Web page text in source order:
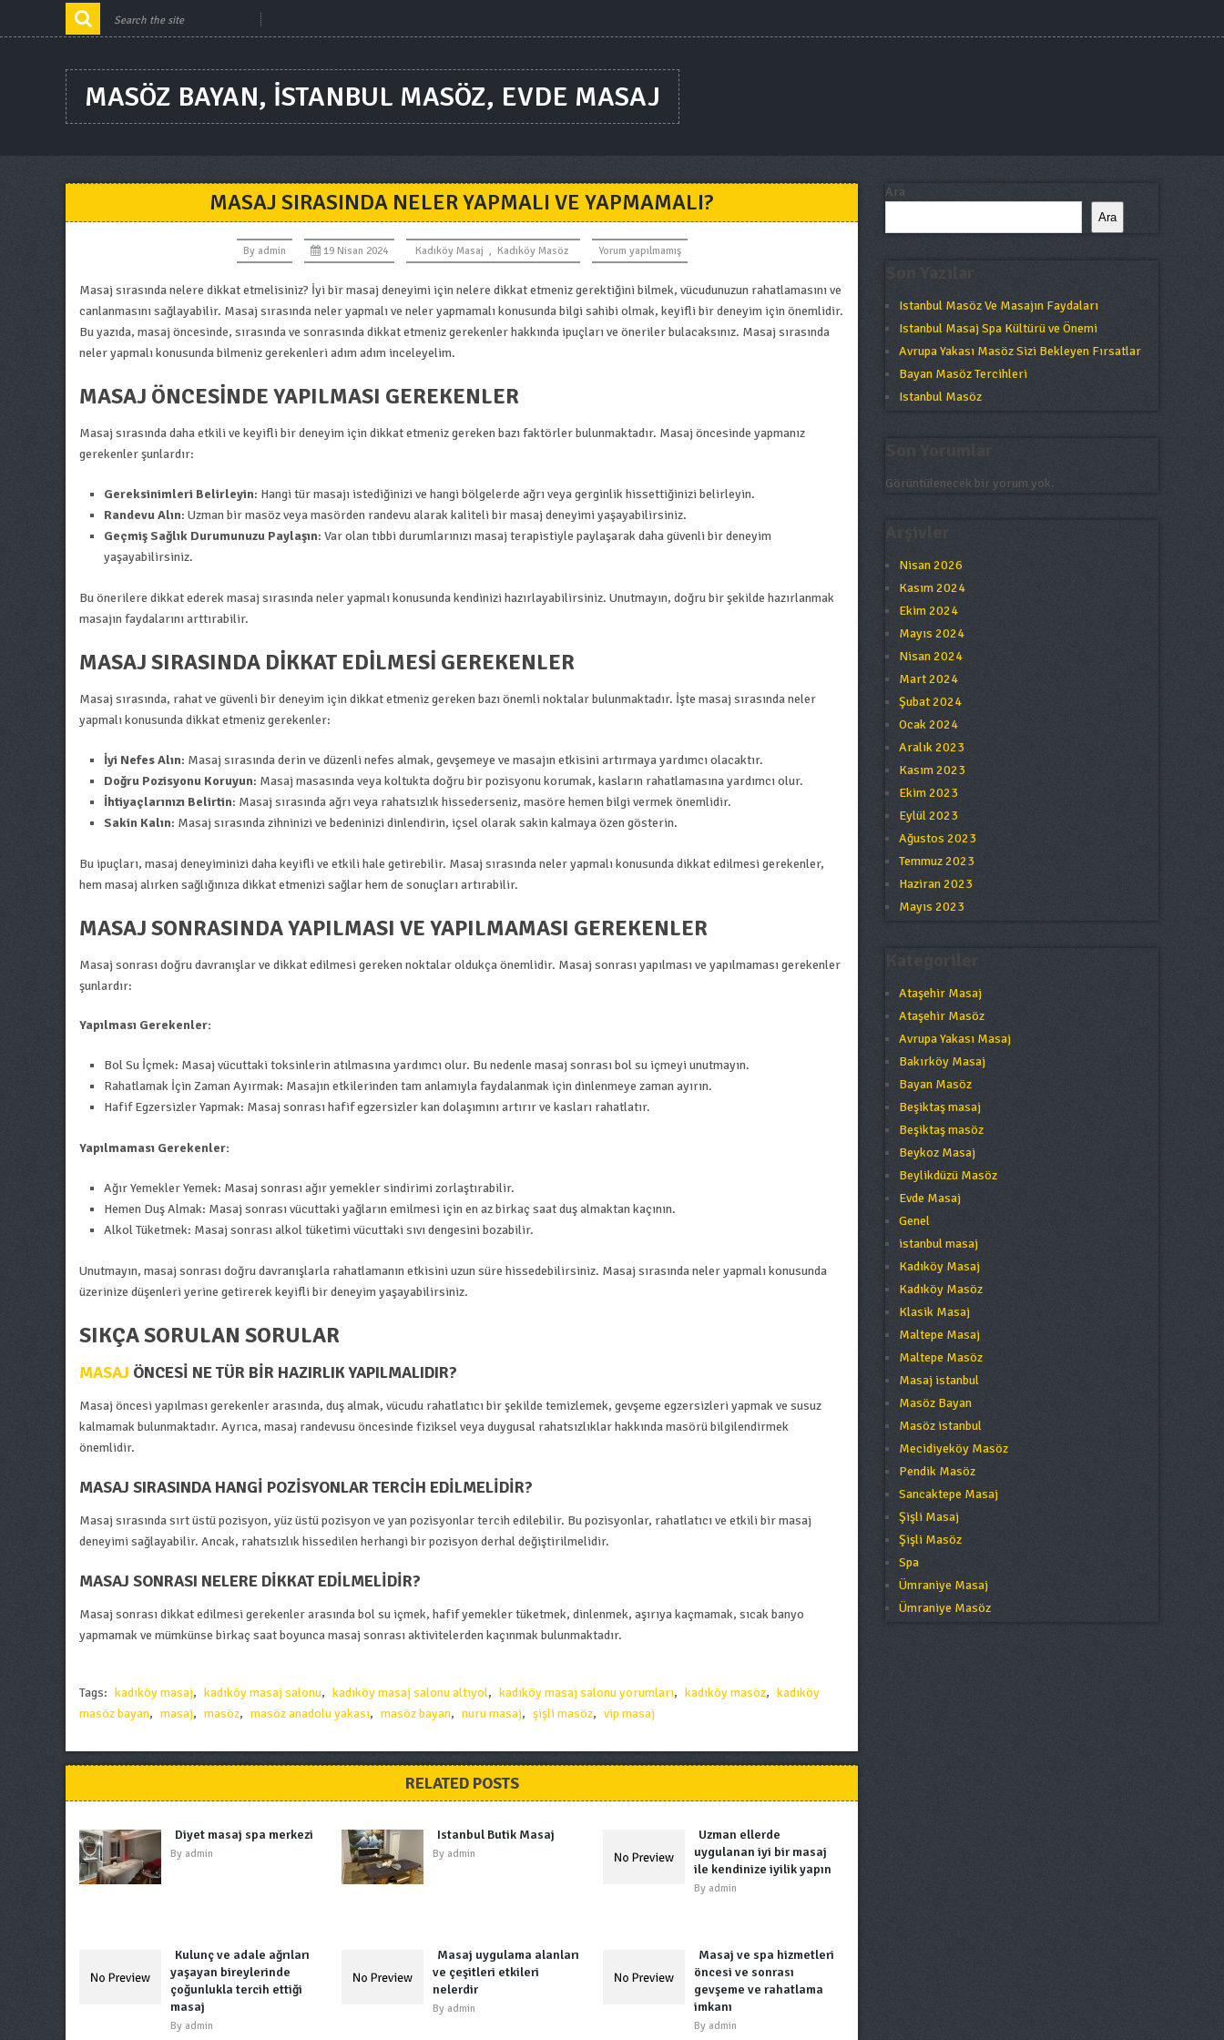
MASÖZ BAYAN, ISTANBUL MASÖZ, EVDE MASAJ
MASAJ SIRASINDA NELER YAPMALI VE YAPMAMALI?
By admin 19 Nisan 2024 Kadıköy Masaj , Kadıköy Masöz Yorum yapılmamış
Masaj sırasında nelere dikkat etmelisiniz? İyi bir masaj deneyimi için nelere dikkat etmeniz gerektiğini bilmek, vücudunuzun rahatlamasını ve
canlanmasını sağlayabilir. Masaj sırasında neler yapmalı ve neler yapmamalı konusunda bilgi sahibi olmak, keyifli bir deneyim için önemlidir.
Bu yazıda, masaj öncesinde, sırasında ve sonrasında dikkat etmeniz gerekenler hakkında ipuçları ve öneriler bulacaksınız. Masaj sırasında
neler yapmalı konusunda bilmeniz gerekenleri adım adım inceleyelim.
MASAJ ÖNCESINDE YAPILMASI GEREKENLER
Masaj sırasında daha etkili ve keyifli bir deneyim için dikkat etmeniz gereken bazı faktörler bulunmaktadır. Masaj öncesinde yapmanız
gerekenler şunlardır:
Gereksinimleri Belirleyin: Hangi tür masajı istediğinizi ve hangi bölgelerde ağrı veya gerginlik hissettiğinizi belirleyin.
Randevu Alın: Uzman bir masöz veya masörden randevu alarak kaliteli bir masaj deneyimi yaşayabilirsiniz.
Geçmiş Sağlık Durumunuzu Paylaşın: Var olan tıbbi durumlarınızı masaj terapistiyle paylaşarak daha güvenli bir deneyim
yaşayabilirsiniz.
Bu önerilere dikkat ederek masaj sırasında neler yapmalı konusunda kendinizi hazırlayabilirsiniz. Unutmayın, doğru bir şekilde hazırlanmak
masajın faydalarını arttırabilir.
MASAJ SIRASINDA DIKKAT EDILMESI GEREKENLER
Masaj sırasında, rahat ve güvenli bir deneyim için dikkat etmeniz gereken bazı önemli noktalar bulunmaktadır. İşte masaj sırasında neler
yapmalı konusunda dikkat etmeniz gerekenler:
İyi Nefes Alın: Masaj sırasında derin ve düzenli nefes almak, gevşemeye ve masajın etkisini artırmaya yardımcı olacaktır.
Doğru Pozisyonu Koruyun: Masaj masasında veya koltukta doğru bir pozisyonu korumak, kasların rahatlamasına yardımcı olur.
İhtiyaçlarınızı Belirtin: Masaj sırasında ağrı veya rahatsızlık hissederseniz, masöre hemen bilgi vermek önemlidir.
Sakin Kalın: Masaj sırasında zihninizi ve bedeninizi dinlendirin, içsel olarak sakin kalmaya özen gösterin.
Bu ipuçları, masaj deneyiminizi daha keyifli ve etkili hale getirebilir. Masaj sırasında neler yapmalı konusunda dikkat edilmesi gerekenler,
hem masaj alırken sağlığınıza dikkat etmenizi sağlar hem de sonuçları artırabilir.
MASAJ SONRASINDA YAPILMASI VE YAPILMAMASI GEREKENLER
Masaj sonrası doğru davranışlar ve dikkat edilmesi gereken noktalar oldukça önemlidir. Masaj sonrası yapılması ve yapılmaması gerekenler
şunlardır:
Yapılması Gerekenler:
Bol Su İçmek: Masaj vücuttaki toksinlerin atılmasına yardımcı olur. Bu nedenle masaj sonrası bol su içmeyi unutmayın.
Rahatlamak İçin Zaman Ayırmak: Masajın etkilerinden tam anlamıyla faydalanmak için dinlenmeye zaman ayırın.
Hafif Egzersizler Yapmak: Masaj sonrası hafif egzersizler kan dolaşımını artırır ve kasları rahatlatır.
Yapılmaması Gerekenler:
Ağır Yemekler Yemek: Masaj sonrası ağır yemekler sindirimi zorlaştırabilir.
Hemen Duş Almak: Masaj sonrası vücuttaki yağların emilmesi için en az birkaç saat duş almaktan kaçının.
Alkol Tüketmek: Masaj sonrası alkol tüketimi vücuttaki sıvı dengesini bozabilir.
Unutmayın, masaj sonrası doğru davranışlarla rahatlamanın etkisini uzun süre hissedebilirsiniz. Masaj sırasında neler yapmalı konusunda
üzerinize düşenleri yerine getirerek keyifli bir deneyim yaşayabilirsiniz.
SIKÇA SORULAN SORULAR
MASAJ ÖNCESI NE TÜR BIR HAZIRLIK YAPILMALIDIR?
Masaj öncesi yapılması gerekenler arasında, duş almak, vücudu rahatlatıcı bir şekilde temizlemek, gevşeme egzersizleri yapmak ve susuz
kalmamak bulunmaktadır. Ayrıca, masaj randevusu öncesinde fiziksel veya duygusal rahatsızlıklar hakkında masörü bilgilendirmek
önemlidir.
MASAJ SIRASINDA HANGI POZISYONLAR TERCIH EDILMELIDIR?
Masaj sırasında sırt üstü pozisyon, yüz üstü pozisyon ve yan pozisyonlar tercih edilebilir. Bu pozisyonlar, rahatlatıcı ve etkili bir masaj
deneyimi sağlayabilir. Ancak, rahatsızlık hissedilen herhangi bir pozisyon derhal değiştirilmelidir.
MASAJ SONRASI NELERE DIKKAT EDILMELIDIR?
Masaj sonrası dikkat edilmesi gerekenler arasında bol su içmek, hafif yemekler tüketmek, dinlenmek, aşırıya kaçmamak, sıcak banyo
yapmamak ve mümkünse birkaç saat boyunca masaj sonrası aktivitelerden kaçınmak bulunmaktadır.
Tags: kadıköy masaj, kadıköy masaj salonu, kadıköy masaj salonu altıyol, kadıköy masaj salonu yorumları, kadıköy masöz, kadıköy
masöz bayan, masaj, masöz, masöz anadolu yakası, masöz bayan, nuru masaj, şişli masöz, vip masaj
RELATED POSTS
Diyet masaj spa merkezi
By admin
Istanbul Butik Masaj
By admin
Uzman ellerde
uygulanan iyi bir masaj
ile kendinize iyilik yapın
By admin
Kulunç ve adale ağrıları
yaşayan bireylerinde
çoğunlukla tercih ettiği
masaj
By admin
Masaj uygulama alanları
ve çeşitleri etkileri
nelerdir
By admin
Masaj ve spa hizmetleri
öncesi ve sonrası
gevşeme ve rahatlama
imkanı
By admin
Ara
Ara
Istanbul Masöz Ve Masajın Faydaları
Istanbul Masaj Spa Kültürü ve Önemi
Avrupa Yakası Masöz Sizi Bekleyen Fırsatlar
Bayan Masöz Tercihleri
Istanbul Masöz
Görüntülenecek bir yorum yok.
Nisan 2026
Kasım 2024
Ekim 2024
Mayıs 2024
Nisan 2024
Mart 2024
Şubat 2024
Ocak 2024
Aralık 2023
Kasım 2023
Ekim 2023
Eylül 2023
Ağustos 2023
Temmuz 2023
Haziran 2023
Mayıs 2023
Ataşehir Masaj
Ataşehir Masöz
Avrupa Yakası Masaj
Bakırköy Masaj
Bayan Masöz
Beşiktaş masaj
Beşiktaş masöz
Beykoz Masaj
Beylikdüzü Masöz
Evde Masaj
Genel
istanbul masaj
Kadıköy Masaj
Kadıköy Masöz
Klasik Masaj
Maltepe Masaj
Maltepe Masöz
Masaj istanbul
Masöz Bayan
Masöz istanbul
Mecidiyeköy Masöz
Pendik Masöz
Sancaktepe Masaj
Şişli Masaj
Şişli Masöz
Spa
Ümraniye Masaj
Ümraniye Masöz